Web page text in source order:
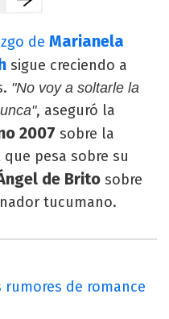
de Marianela
sigue creciendo a
"No voy a soltarle la
, aseguró la
2007 sobre la
pesa sobre su
de Brito sobre
tucumano.
de romance